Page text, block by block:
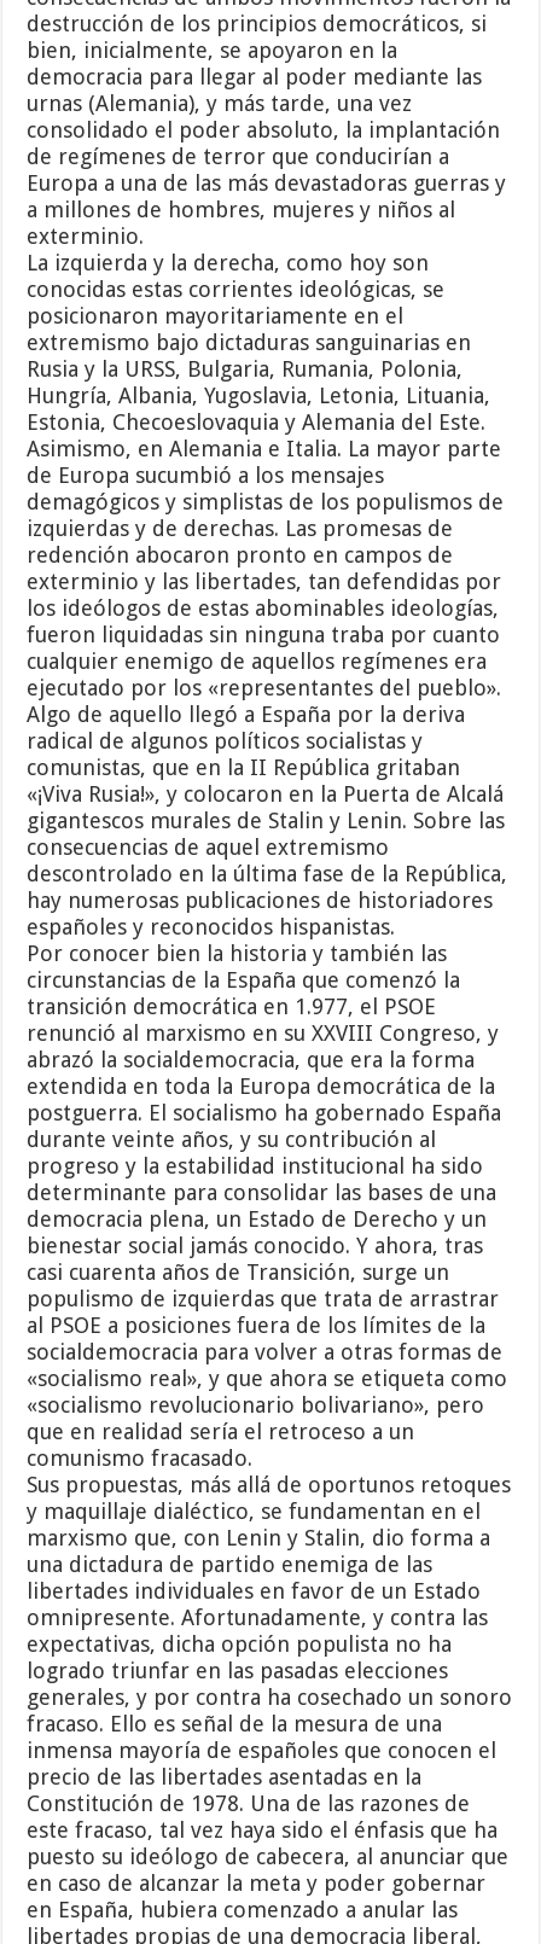
destrucción de los principios democráticos, si
bien, inicialmente, se apoyaron en la
democracia para llegar al poder mediante las
urnas (Alemania), y más tarde, una vez
consolidado el poder absoluto, la implantación
de regímenes de terror que conducirían a
Europa a una de las más devastadoras guerras y
a millones de hombres, mujeres y niños al
exterminio.
La izquierda y la derecha, como hoy son
conocidas estas corrientes ideológicas, se
posicionaron mayoritariamente en el
extremismo bajo dictaduras sanguinarias en
Rusia y la URSS, Bulgaria, Rumania, Polonia,
Hungría, Albania, Yugoslavia, Letonia, Lituania,
Estonia, Checoeslovaquia y Alemania del Este.
Asimismo, en Alemania e Italia. La mayor parte
de Europa sucumbió a los mensajes
demagógicos y simplistas de los populismos de
izquierdas y de derechas. Las promesas de
redención abocaron pronto en campos de
exterminio y las libertades, tan defendidas por
los ideólogos de estas abominables ideologías,
fueron liquidadas sin ninguna traba por cuanto
cualquier enemigo de aquellos regímenes era
ejecutado por los «representantes del pueblo».
Algo de aquello llegó a España por la deriva
radical de algunos políticos socialistas y
comunistas, que en la II República gritaban
«¡Viva Rusia!», y colocaron en la Puerta de Alcalá
gigantescos murales de Stalin y Lenin. Sobre las
consecuencias de aquel extremismo
descontrolado en la última fase de la República,
hay numerosas publicaciones de historiadores
españoles y reconocidos hispanistas.
Por conocer bien la historia y también las
circunstancias de la España que comenzó la
transición democrática en 1.977, el PSOE
renunció al marxismo en su XXVIII Congreso, y
abrazó la socialdemocracia, que era la forma
extendida en toda la Europa democrática de la
postguerra. El socialismo ha gobernado España
durante veinte años, y su contribución al
progreso y la estabilidad institucional ha sido
determinante para consolidar las bases de una
democracia plena, un Estado de Derecho y un
bienestar social jamás conocido. Y ahora, tras
casi cuarenta años de Transición, surge un
populismo de izquierdas que trata de arrastrar
al PSOE a posiciones fuera de los límites de la
socialdemocracia para volver a otras formas de
«socialismo real», y que ahora se etiqueta como
«socialismo revolucionario bolivariano», pero
que en realidad sería el retroceso a un
comunismo fracasado.
Sus propuestas, más allá de oportunos retoques
y maquillaje dialéctico, se fundamentan en el
marxismo que, con Lenin y Stalin, dio forma a
una dictadura de partido enemiga de las
libertades individuales en favor de un Estado
omnipresente. Afortunadamente, y contra las
expectativas, dicha opción populista no ha
logrado triunfar en las pasadas elecciones
generales, y por contra ha cosechado un sonoro
fracaso. Ello es señal de la mesura de una
inmensa mayoría de españoles que conocen el
precio de las libertades asentadas en la
Constitución de 1978. Una de las razones de
este fracaso, tal vez haya sido el énfasis que ha
puesto su ideólogo de cabecera, al anunciar que
en caso de alcanzar la meta y poder gobernar
en España, hubiera comenzado a anular las
libertades propias de una democracia liberal,